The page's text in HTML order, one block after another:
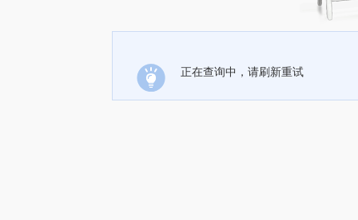
正在查询中，请刷新重试